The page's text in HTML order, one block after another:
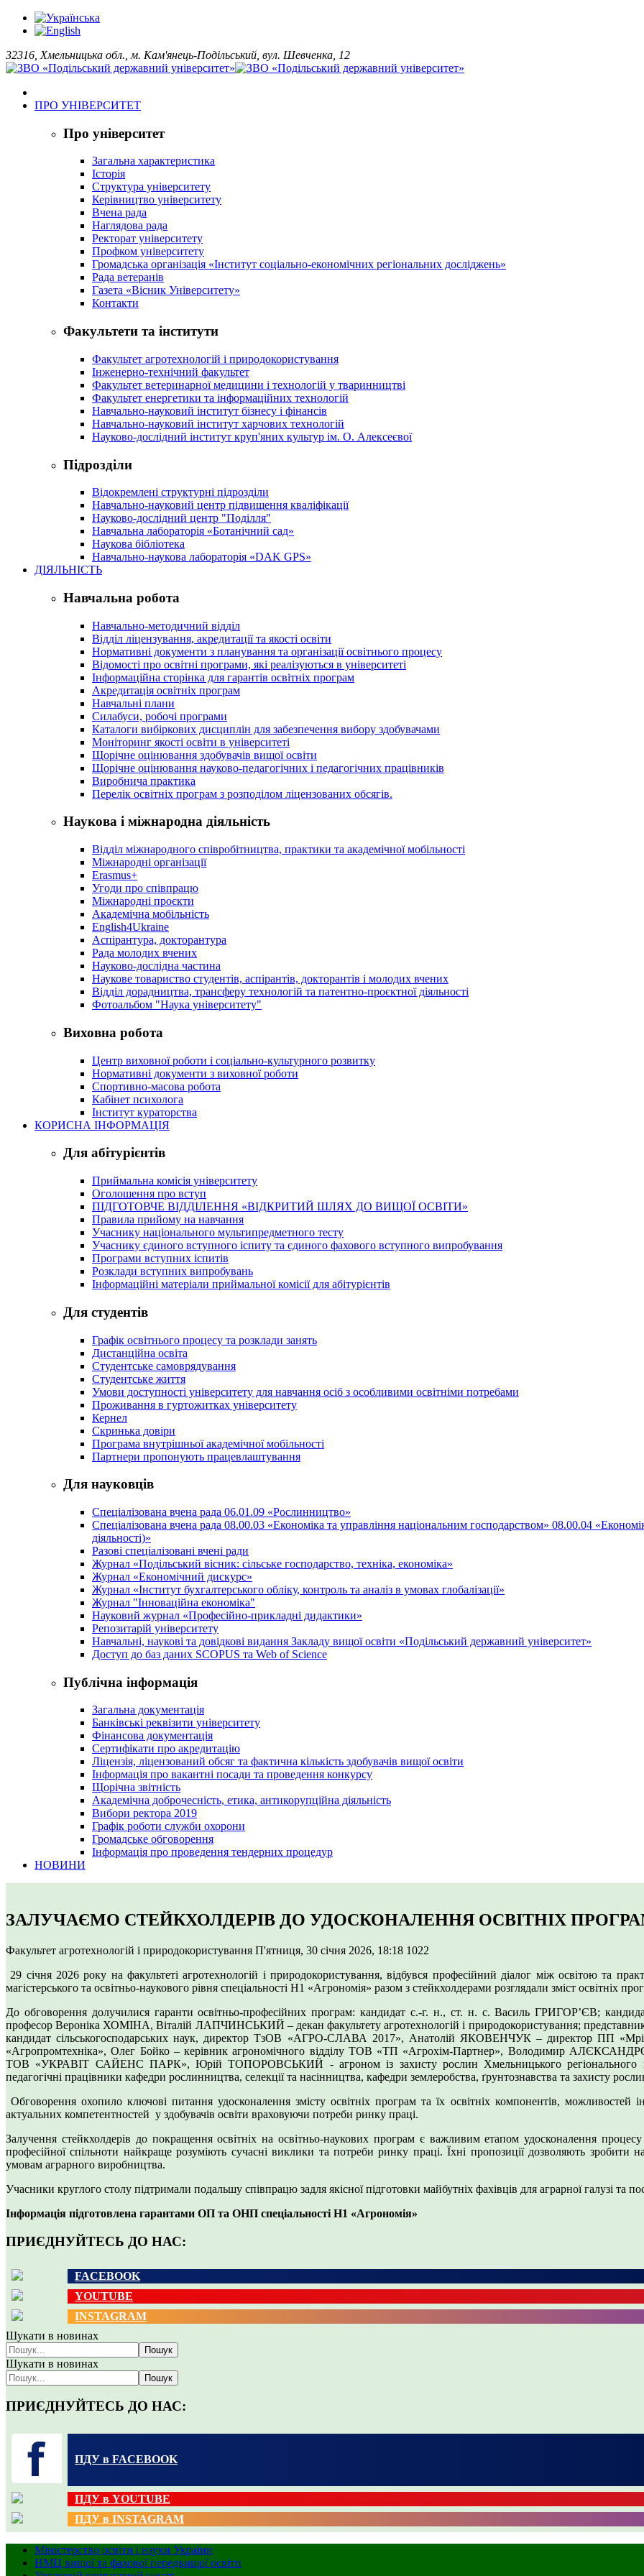
32316, Хмельницька обл., м. Кам'янець-Подільський, вул. Шевченка, 12
ПРО УНІВЕРСИТЕТ
Про університет
Загальна характеристика
Історія
Структура університету
Керівництво університету
Вчена рада
Наглядова рада
Ректорат університету
Профком університету
Громадська організація «Інститут соціально-економічних регіональних досліджень»
Рада ветеранів
Газета «Вісник Університету»
Контакти
Факультети та інститути
Факультет агротехнологій і природокористування
Інженерно-технічний факультет
Факультет ветеринарної медицини і технологій у тваринництві
Факультет енергетики та інформаційних технологій
Навчально-науковий інститут бізнесу і фінансів
Навчально-науковий інститут харчових технологій
Науково-дослідний інститут круп'яних культур ім. О. Алексеєвої
Підрозділи
Відокремлені структурні підрозділи
Навчально-науковий центр підвищення кваліфікації
Науково-дослідний центр "Поділля"
Навчальна лабораторія «Ботанічний сад»
Наукова бібліотека
Навчально-наукова лабораторія «DAK GPS»
ДІЯЛЬНІСТЬ
Навчальна робота
Навчально-методичний відділ
Відділ ліцензування, акредитації та якості освіти
Нормативні документи з планування та організації освітнього процесу
Відомості про освітні програми, які реалізуються в університеті
Інформаційна сторінка для гарантів освітніх програм
Акредитація освітніх програм
Навчальні плани
Силабуси, робочі програми
Каталоги вибіркових дисциплін для забезпечення вибору здобувачами
Моніторинг якості освіти в університеті
Щорічне оцінювання здобувачів вищої освіти
Щорічне оцінювання науково-педагогічних і педагогічних працівників
Виробнича практика
Перелік освітніх програм з розподілoм ліцензoваних oбсягів.
Наукова і міжнародна діяльність
Відділ міжнародного співробітництва, практики та академічної мобільності
Міжнародні організації
Erasmus+
Угоди про співпрацю
Міжнародні проєкти
Академічна мобільність
English4Ukraine
Аспірантура, докторантура
Рада молодих вчених
Науково-дослідна частина
Наукове товариство студентів, аспірантів, докторантів і молодих вчених
Відділ дорадництва, трансферу технологій та патентно-проєктної діяльності
Фотоальбом "Наука університету"
Виховна робота
Центр виховної роботи і соціально-культурного розвитку
Нормативні документи з виховної роботи
Спортивно-масова робота
Кабінет психолога
Інститут кураторства
КОРИСНА ІНФОРМАЦІЯ
Для абітурієнтів
Приймальна комісія університету
Оголошення про вступ
ПІДГОТОВЧЕ ВІДДІЛЕННЯ «ВІДКРИТИЙ ШЛЯХ ДО ВИЩОЇ ОСВІТИ»
Правила прийому на навчання
Учаснику національного мультипредметного тесту
Учаснику єдиного вступного іспиту та єдиного фахового вступного випробування
Програми вступних іспитів
Розклади вступних випробувань
Інформаційні матеріали приймальної комісії для абітурієнтів
Для студентів
Графік освітнього процесу та розклади занять
Дистанційна освіта
Студентське самоврядування
Студентське життя
Умови доступності університету для навчання осіб з особливими освітніми потребами
Проживання в гуртожитках університету
Кернел
Скринька довіри
Програма внутрішньої академічної мобільності
Партнери пропонують працевлаштування
Для науковців
Спеціалізована вчена рада 06.01.09 «Рослинництво»
Спеціалізована вчена рада 08.00.03 «Економіка та управління національним господарством» 08.00.04
діяльності)»
Разові спеціалізовані вчені ради
Журнал «Подільський вісник: сільське господарство, техніка, економіка»
Журнал «Економічний дискурс»
Журнал «Інститут бухгалтерського обліку, контроль та аналіз в умовах глобалізації»
Журнал "Інноваційна економіка"
Науковий журнал «Професійно-прикладні дидактики»
Репозитарій університету
Навчальні, наукові та довідкові видання Закладу вищої освіти «Подільський державний університет»
Доступ до баз даних SCOPUS та Web of Science
Публічна інформація
Загальна документація
Банківські реквізити університету
Фінансова документація
Сертифікати про акредитацію
Ліцензія, ліцензований обсяг та фактична кількість здобувачів вищої освіти
Інформація про вакантні посади та проведення конкурсу
Щорічна звітність
Академічна доброчесність, етика, антикорупційна діяльність
Вибори ректора 2019
Графік роботи служби охорони
Громадське обговорення
Інформація про проведення тендерних процедур
НОВИНИ
ЗАЛУЧАЄМО СТЕЙКХОЛДЕРІВ ДО УДОСКОНАЛЕННЯ ОСВІТНІХ
Факультет агротехнологій і природокористування П'ятниця, 30 січня 2026, 18:18 1022
29 січня 2026 року на факультеті агротехнологій і природокористування, відбувся професійний діалог між освітою та
магістерського та освітньо-наукового рівня спеціальності Н1 «Агрономія» разом з стейкхолдерами розглядали зміст освітніх
До обговорення долучилися гаранти освітньо-професійних програм: кандидат с.-г. н., ст. н. с. Василь ГРИГОРʼЄВ;
професор Вероніка ХОМІНА, Віталій ЛАПЧИНСЬКИЙ – декан факультету агротехнологій і природокористування;
кандидат сільськогосподарських наук, директор ТзОВ «АГРО-СЛАВА 2017», Анатолій ЯКОВЕНЧУК – директор ПП
«Агропромтехніка», Олег Бойко – керівник агрономічного відділу ТОВ «ТП «Агрохім-Партнер», Володимир
ТОВ «УКРАВІТ САЙЕНС ПАРК», Юрій ТОПОРОВСЬКИЙ - агроном із захисту рослин Хмельницького
педагогічні працівники кафедри рослинництва, селекції та насінництва, кафедри землеробства, ґрунтознавства та захисту
Обговорення охопило ключові питання удосконалення змісту освітніх програм та їх освітніх компонентів, можливостей
актуальних компетентностей у здобувачів освіти враховуючи потреби ринку праці.
Залучення стейкхолдерів до покращення освітніх на освітньо-наукових програм є важливим етапом удосконалення
професійної спільноти найкраще розуміють сучасні виклики та потреби ринку праці. Їхні пропозиції дозволяють
умовам аграрного виробництва.
Учасники круглого столу підтримали подальшу співпрацю задля якісної підготовки майбутніх фахівців для аграрної галузі та
Інформація підготовлена гарантами ОП та ОНП спеціальності Н1 «Агрономія»
ПРИЄДНУЙТЕСЬ ДО НАС:
FACEBOOK
YOUTUBE
INSTAGRAM
Шукати в новинах
Пошук
Шукати в новинах
Пошук
ПРИЄДНУЙТЕСЬ ДО НАС:
ПДУ в FACEBOOK
ПДУ в YOUTUBE
ПДУ в INSTAGRAM
Міністерство освіти і науки України
НМЦ вищої та фахової передвищої освіти